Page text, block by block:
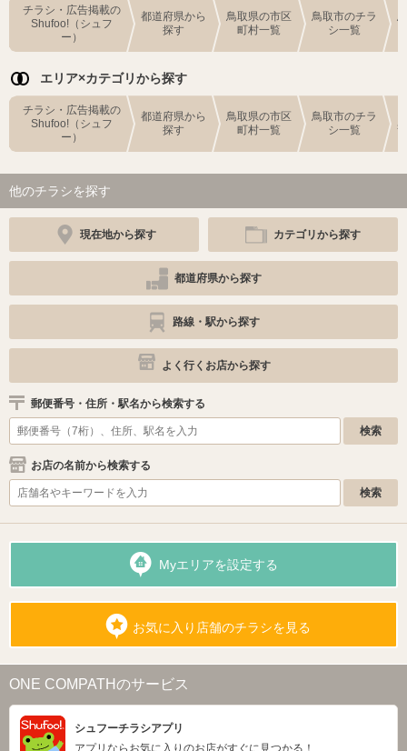
チラシ・広告掲載の
Shufoo!（シュフ
ー）
都道府県から
探す
鳥取県の市区
町村一覧
鳥取市のチラ
シ一覧
エリア×カテゴリから探す
チラシ・広告掲載の
Shufoo!（シュフ
ー）
都道府県から
探す
鳥取県の市区
町村一覧
鳥取市のチラ
シ一覧
他のチラシを探す
現在地から探す カテゴリから探す
都道府県から探す
路線・駅から探す
よく行くお店から探す
郵便番号・住所・駅名から検索する
お店の名前から検索する
Myエリアを設定する
お気に入り店舗のチラシを見る
ONE COMPATHのサービス
シュフーチラシアプリ